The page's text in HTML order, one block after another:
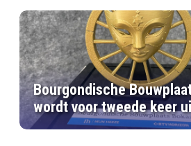
Bourgondische
wordt voor tweede keer